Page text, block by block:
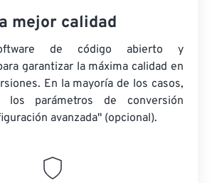
mejor calidad
de código abierto y
garantizar la máxima calidad en
En la mayoría de los casos,
los parámetros de conversión
avanzada" (opcional).